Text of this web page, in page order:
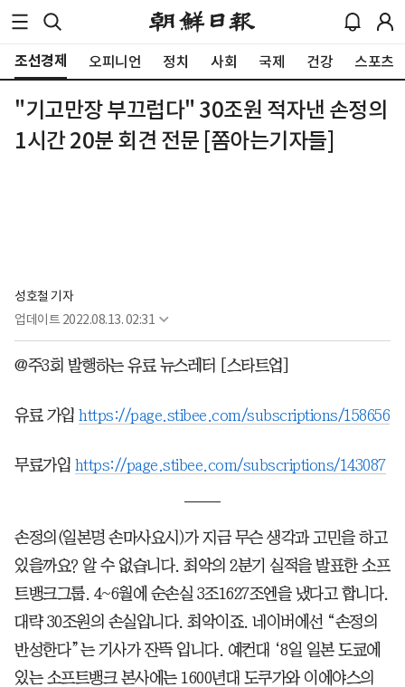
조선경제 오피니언 정치 사회 국제 건강 스포츠
"기고만장 부끄럽다" 30조원 적자낸 손정의
1시간 20분 회견 전문 [쫌아는기자들]
성호철 기자
업데이트 2022.08.13. 02:31
@주3회 발행하는 유료 뉴스레터 [스타트업]
유료 가입 https://page.stibee.com/subscriptions/158656
무료가입 https://page.stibee.com/subscriptions/143087
손정의(일본명 손마사요시)가 지금 무슨 생각과 고민을 하고
있을까요? 알 수 없습니다. 최악의 2분기 실적을 발표한 소프
트뱅크그룹. 4~6월에 순손실 3조1627조엔을 냈다고 합니다.
대략 30조원의 손실입니다. 최악이죠. 네이버에선 “손정의
반성한다”는 기사가 잔뜩 입니다. 예컨대 ‘8일 일본 도쿄에
있는 소프트뱅크 본사에는 1600년대 도쿠가와 이에야스의